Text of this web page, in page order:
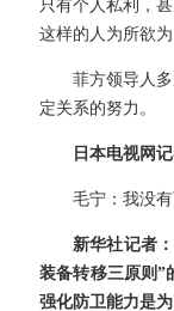
只有个人私利，
这样的人为所欲
菲方领导人
定关系的努力。
日本电视网
毛宁：我没有
新华社记者
装备转移三原则”
强化防卫能力是